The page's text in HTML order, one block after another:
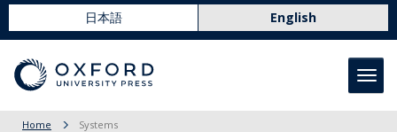
日本語 English
Home Systems